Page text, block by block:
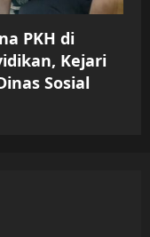
PKH di
Kejari
Sosial